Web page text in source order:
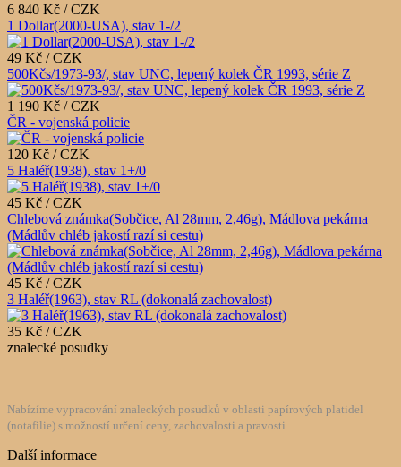
6 840 Kč / CZK
1 Dollar(2000-USA), stav 1-/2
49 Kč / CZK
500Kčs/1973-93/, stav UNC, lepený kolek ČR 1993, série Z
1 190 Kč / CZK
ČR - vojenská policie
120 Kč / CZK
5 Haléř(1938), stav 1+/0
45 Kč / CZK
Chlebová známka(Sobčice, Al 28mm, 2,46g), Mádlova pekárna
(Mádlův chléb jakostí razí si cestu)
45 Kč / CZK
3 Haléř(1963), stav RL (dokonalá zachovalost)
35 Kč / CZK
znalecké posudky
Nabízíme vypracování znaleckých posudků v oblasti papírových platidel
(notafilie) s možností určení ceny, zachovalosti a pravosti.
Další informace